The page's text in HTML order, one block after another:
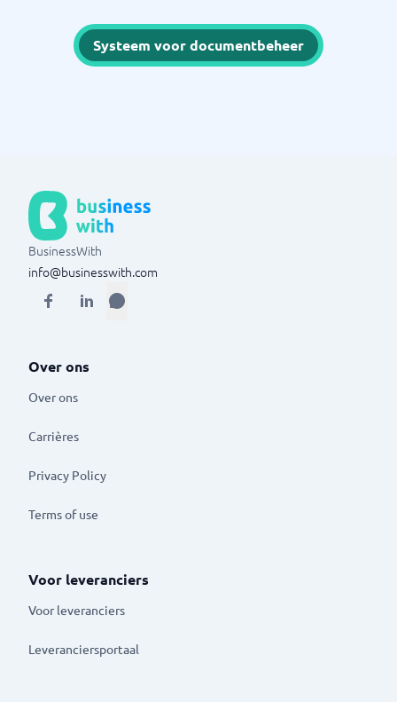
Systeem voor documentbeheer
BusinessWith
info@businesswith.com
Over ons
Over ons
Carrières
Privacy Policy
Terms of use
Voor leveranciers
Voor leveranciers
Leveranciersportaal